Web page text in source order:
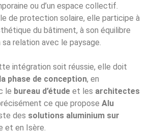
ou d’un espace collectif.
de protection solaire, elle participe à
du bâtiment, à son équilibre
relation avec le paysage.
intégration soit réussie, elle doit
phase de conception, en
le bureau d’étude et les architectes
ce que proposeAlu
des solutions aluminium sur
et en Isère.